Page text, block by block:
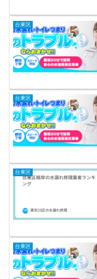
台東区
台東区
台東区
台東区